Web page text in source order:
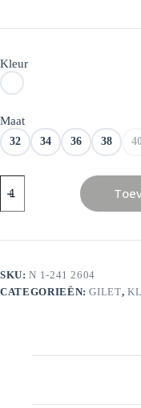
Kleur
Maat
32 34 36 38
Roseville
Gilet
SKU:N 1-241 2604
CATEGORIEËN:GILET,